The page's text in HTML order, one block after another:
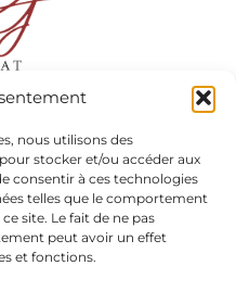
nous utilisons des
stocker et/ou accéder aux
consentir à ces technologies
telles que le comportement
site. Le fait de ne pas
peut avoir un effet
et fonctions.
GONIN
BOURGOIN-JALLIEU
38000 GRENOBLE.